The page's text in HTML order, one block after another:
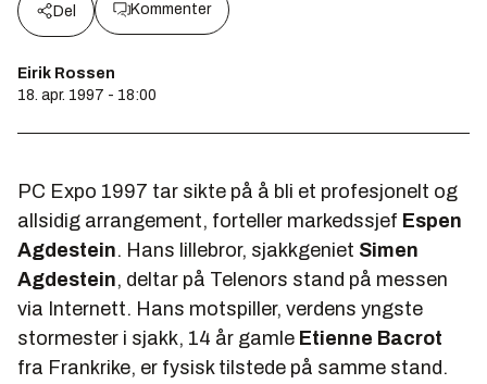
Del Kommenter
Eirik Rossen
18. apr. 1997 - 18:00
PC Expo 1997 tar sikte på å bli et profesjonelt og
allsidig arrangement, forteller markedssjef Espen
Agdestein. Hans lillebror, sjakkgeniet Simen
Agdestein, deltar på Telenors stand på messen
via Internett. Hans motspiller, verdens yngste
stormester i sjakk, 14 år gamle Etienne Bacrot
fra Frankrike, er fysisk tilstede på samme stand.